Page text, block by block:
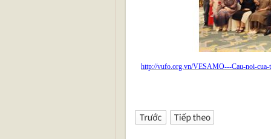
http://vufo.org.vn/VESAMO---Cau-noi-